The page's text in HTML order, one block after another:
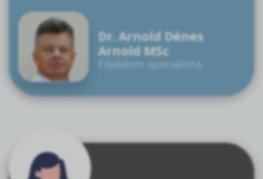
Dr. Arnold Dénes
Arnold MSc
Fájdalom specialista